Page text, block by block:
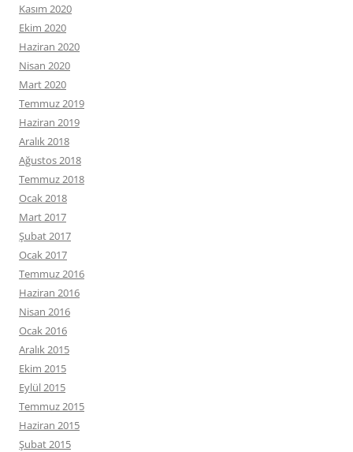
Kasım 2020
Ekim 2020
Haziran 2020
Nisan 2020
Mart 2020
Temmuz 2019
Haziran 2019
Aralık 2018
Ağustos 2018
Temmuz 2018
Ocak 2018
Mart 2017
Şubat 2017
Ocak 2017
Temmuz 2016
Haziran 2016
Nisan 2016
Ocak 2016
Aralık 2015
Ekim 2015
Eylül 2015
Temmuz 2015
Haziran 2015
Şubat 2015